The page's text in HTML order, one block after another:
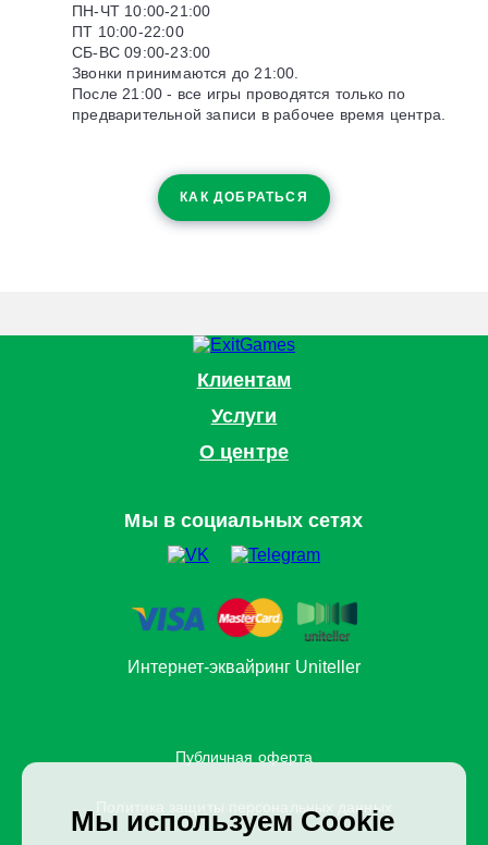
ПН-ЧТ 10:00-21:00
ПТ 10:00-22:00
СБ-ВС 09:00-23:00
Звонки принимаются до 21:00.
После 21:00 - все игры проводятся только по
предварительной записи в рабочее время центра.
КАК ДОБРАТЬСЯ
Клиентам
Услуги
О центре
Мы в социальных сетях
Интернет-эквайринг Uniteller
Публичная оферта
Политика защиты персональных данных
Мы используем Cookie